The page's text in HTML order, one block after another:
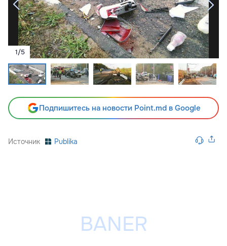
1/5
Подпишитесь на новости Point.md в Google
Источник Publika